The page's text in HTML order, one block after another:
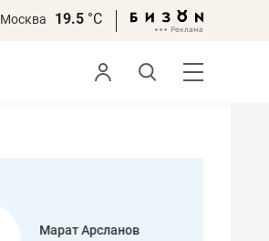
Москва 19.5 °С
Марат Арсланов